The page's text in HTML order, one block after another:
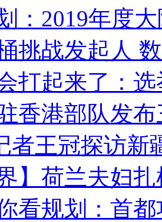
：2019年度
挑战发起人
打起来了：
香港部队发
者王冠探访新
】荷兰夫妇
看规划：首